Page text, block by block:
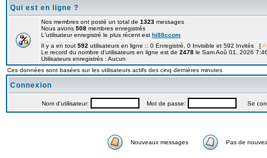
Qui est en ligne ?
Nos membres ont posté un total de 1323 messages
Nous avons 508 membres enregistrés
L'utilisateur enregistré le plus récent est hi88ccom
Il y a en tout 592 utilisateurs en ligne :: 0 Enregistré, 0 Invisible et 592 Invités [
Le record du nombre d'utilisateurs en ligne est de 2478 le Sam Aoû 01, 2026
Utilisateurs enregistrés : Aucun
Ces données sont basées sur les utilisateurs actifs des cinq dernières minutes
Connexion
Nom d'utilisateur: Mot de passe: Se
Nouveaux messages Pas de